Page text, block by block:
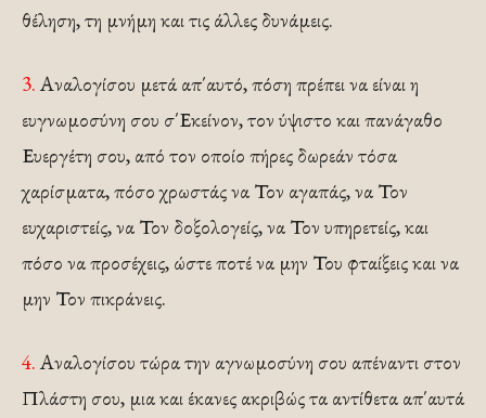
θέληση, τη μνήμη και τις άλλες δυνάμεις.
3.Αναλογίσου μετά απ΄αυτό, πόση πρέπει να είναι η
ευγνωμοσύνη σου σ΄Εκείνον, τον ύψιστο και πανάγαθο
Ευεργέτη σου, από τον οποίο πήρες δωρεάν τόσα
χαρίσματα, πόσο χρωστάς να Τον αγαπάς, να Τον
ευχαριστείς, να Τον δοξολογείς, να Τον υπηρετείς, και
πόσο να προσέχεις, ώστε ποτέ να μην Του φταίξεις και να
μην Τον πικράνεις.
4.Αναλογίσου τώρα την αγνωμοσύνη σου απέναντι στον
Πλάστη σου, μια και έκανες ακριβώς τα αντίθετα απ΄αυτά